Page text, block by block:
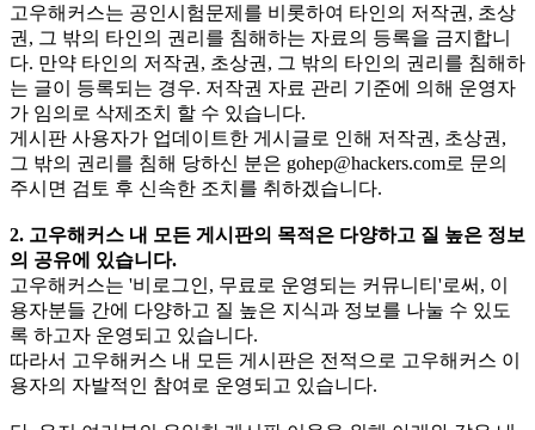
고우해커스는 공인시험문제를 비롯하여 타인의 저작권, 초상
권, 그 밖의 타인의 권리를 침해하는 자료의 등록을 금지합니
다. 만약 타인의 저작권, 초상권, 그 밖의 타인의 권리를 침해하
는 글이 등록되는 경우. 저작권 자료 관리 기준에 의해 운영자
가 임의로 삭제조치 할 수 있습니다.
게시판 사용자가 업데이트한 게시글로 인해 저작권, 초상권,
그 밖의 권리를 침해 당하신 분은 gohep@hackers.com로 문의
주시면 검토 후 신속한 조치를 취하겠습니다.
2. 고우해커스 내 모든 게시판의 목적은 다양하고 질 높은 정보
의 공유에 있습니다.
고우해커스는 '비로그인, 무료로 운영되는 커뮤니티'로써, 이
용자분들 간에 다양하고 질 높은 지식과 정보를 나눌 수 있도
록 하고자 운영되고 있습니다.
따라서 고우해커스 내 모든 게시판은 전적으로 고우해커스 이
용자의 자발적인 참여로 운영되고 있습니다.